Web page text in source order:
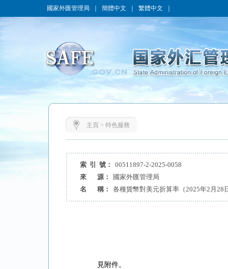
國家外匯管理局 簡體中文 繁體中文
主頁 > 特色服務
索 引 號：
00511897-2-2025-0058
來 源：
國家外匯管理局
名 稱：
各種貨幣對美元折算率（2025年2月28
見附件。